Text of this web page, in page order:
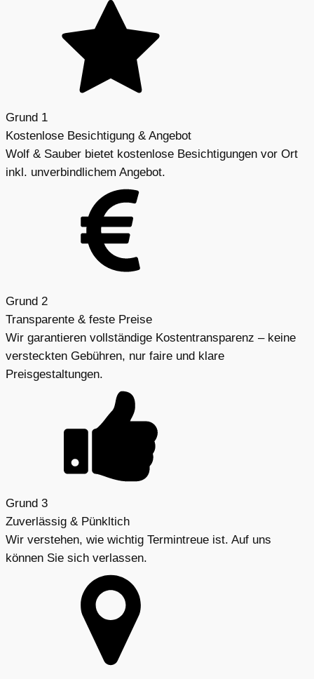
Grund 1
Kostenlose Besichtigung & Angebot
Wolf & Sauber bietet kostenlose Besichtigungen vor Ort
inkl. unverbindlichem Angebot.
Grund 2
Transparente & feste Preise
Wir garantieren vollständige Kostentransparenz – keine
versteckten Gebühren, nur faire und klare
Preisgestaltungen.
Grund 3
Zuverlässig & Pünkltich
Wir verstehen, wie wichtig Termintreue ist. Auf uns
können Sie sich verlassen.